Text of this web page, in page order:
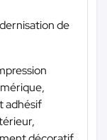
de
adhésif